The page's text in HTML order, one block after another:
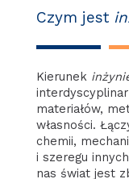
Czym jest
Kierunek
materiałów,
własności.
chemii,
i szeregu
nas świat jest